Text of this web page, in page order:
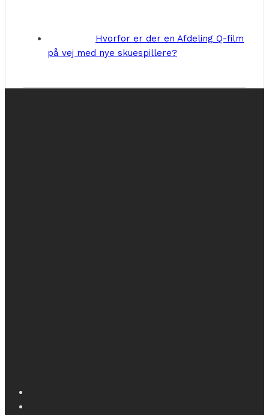
Hvorfor er der en Afdeling Q-film
på vej med nye skuespillere?